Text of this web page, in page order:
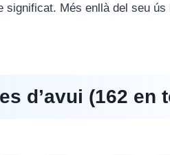
significat. Més enllà del seu
d’avui (162 en